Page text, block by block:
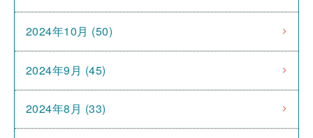
2024年10月 (50)
2024年9月 (45)
2024年8月 (33)